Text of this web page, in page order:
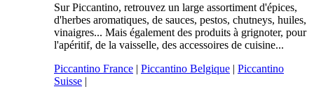
Sur Piccantino, retrouvez un large assortiment d'épices,
d'herbes aromatiques, de sauces, pestos, chutneys, huiles,
vinaigres... Mais également des produits à grignoter, pour
l'apéritif, de la vaisselle, des accessoires de cuisine...
Piccantino France | Piccantino Belgique | Piccantino
Suisse |